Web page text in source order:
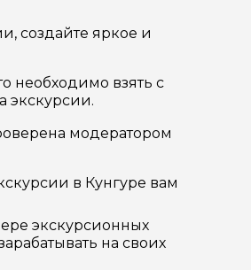
создайте яркое и
необходимо взять с
экскурсии.
модератором
в Кунгуре вам
экскурсионных
на своих